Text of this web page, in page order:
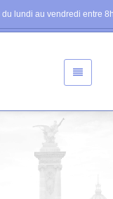
du lundi au vendredi entre